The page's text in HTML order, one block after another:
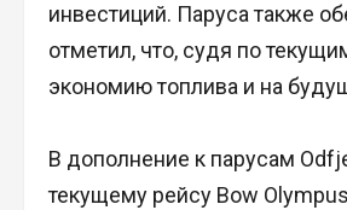
инвестиций. Паруса также
отметил, что, судя по
экономию топлива и на
В дополнение к парусам
текущему рейсу Bow